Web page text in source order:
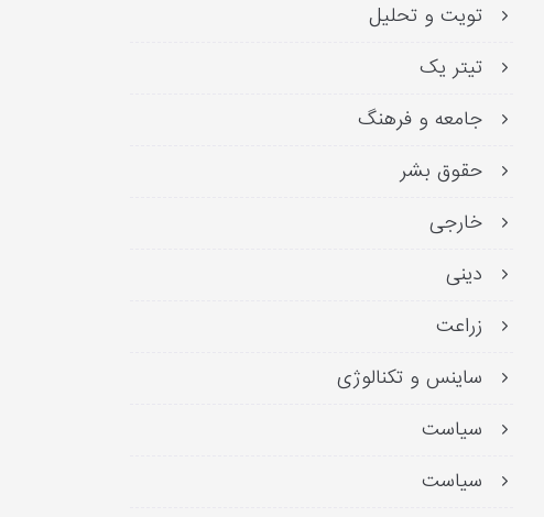
تویت و تحلیل
تیتر یک
جامعه و فرهنگ
حقوق بشر
خارجی
دینی
زراعت
ساینس و تکنالوژی
سیاست
سیاست